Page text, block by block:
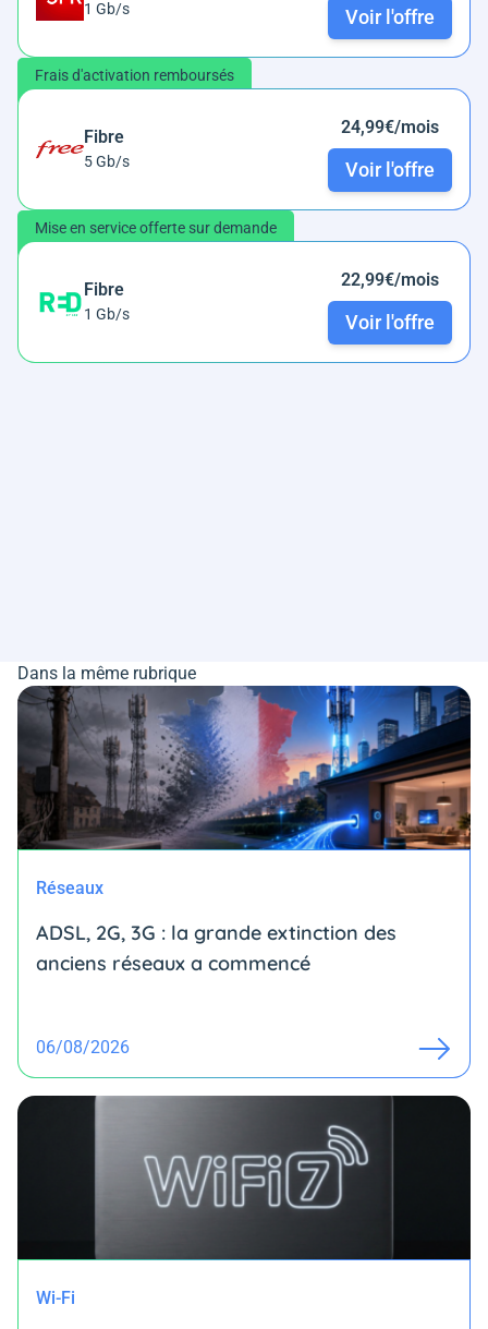
1 Gb/s Voir l'offre
Frais d'activation remboursés
Fibre
5 Gb/s
24,99€/mois
Voir l'offre
Mise en service offerte sur demande
Fibre
1 Gb/s
22,99€/mois
Voir l'offre
Dans la même rubrique
Réseaux
ADSL, 2G, 3G : la grande extinction des
anciens réseaux a commencé
06/08/2026
Wi-Fi